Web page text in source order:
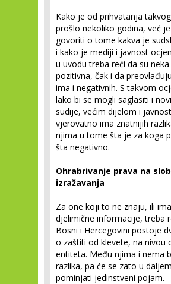
Kako je od prihvatanja
prošlo nekoliko godina, već
govoriti o tome kakva je
i kako je mediji i javnost
u uvodu treba reći da su
pozitivna, čak i da
ima i negativnih. S takvom
lako bi se mogli saglasiti i
sudije, većim dijelom i
vjerovatno ima znatnijih
njima u tome šta je za koga
šta negativno.
Ohrabrivanje prava na
izražavanja
Za one koji to ne znaju, ili
djelimične informacije, treba
Bosni i Hercegovini postoje
o zaštiti od klevete, na nivou
entiteta. Među njima i nema
razlika, pa će se zato u
pominjati jedinstveni pojam.